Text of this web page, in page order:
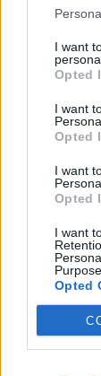
I want
Opted
I want
Opted
I want
Opted
I want
Opted